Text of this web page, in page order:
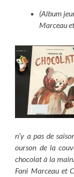
(Album
Marceau
n’y a pas de
ourson de la
chocolat à la
Fani Marceau et